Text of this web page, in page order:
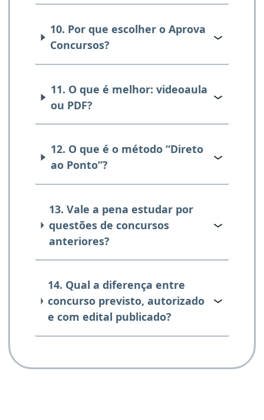
10. Por que escolher o Aprova
Concursos?
11. O que é melhor: videoaula
ou PDF?
12. O que é o método “Direto
ao Ponto”?
13. Vale a pena estudar por
questões de concursos
anteriores?
14. Qual a diferença entre
concurso previsto, autorizado
e com edital publicado?